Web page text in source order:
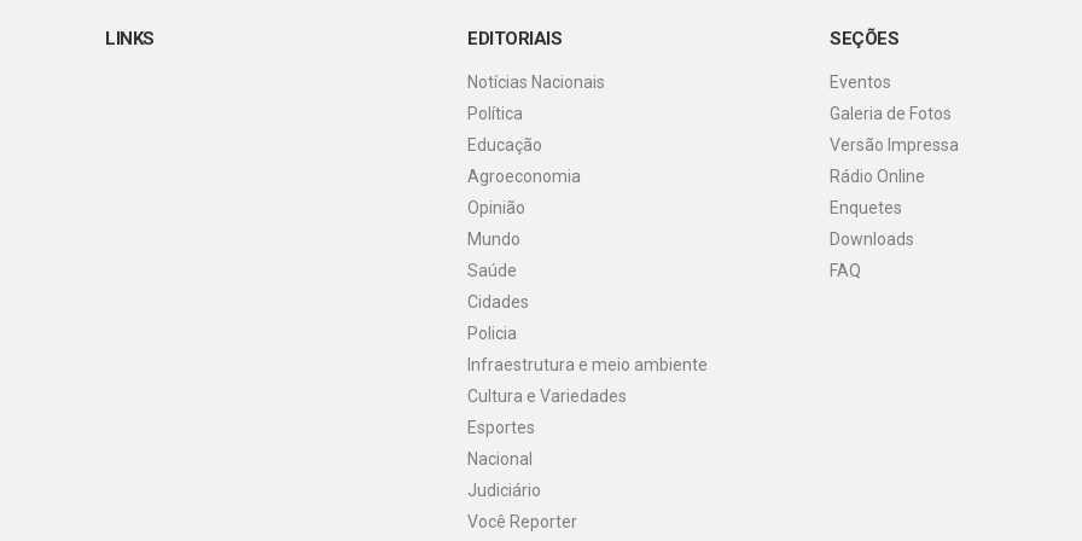
LINKS EDITORIAIS
Notícias Nacionais
Política
Educação
Agroeconomia
Opinião
Mundo
Saúde
Cidades
Policia
Infraestrutura e meio ambiente
Cultura e Variedades
Esportes
Nacional
Judiciário
Você Reporter
SEÇÕES
Eventos
Galeria de Fotos
Versão Impressa
Rádio Online
Enquetes
Downloads
FAQ